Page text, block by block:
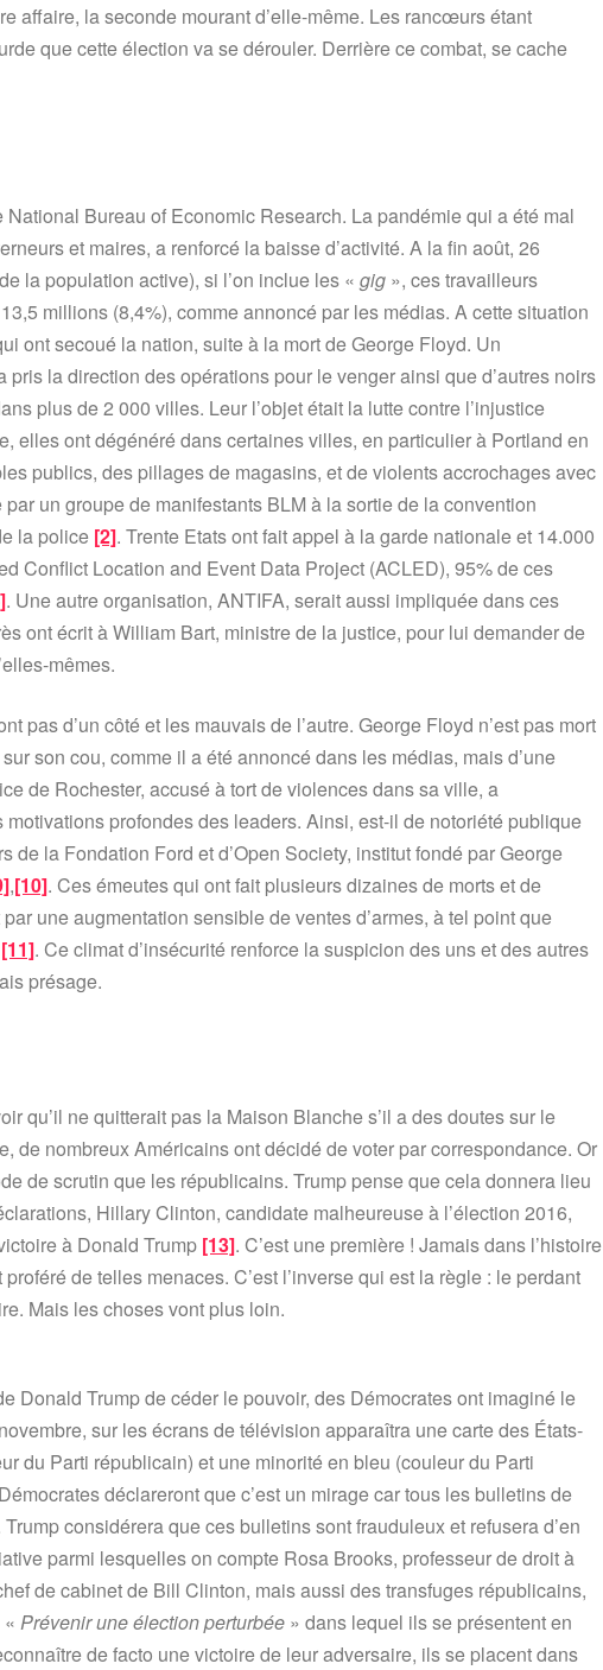
affaire, la seconde mourant d’elle-même. Les rancœurs étant
que cette élection va se dérouler. Derrière ce combat, se cache
Bureau of Economic Research. La pandémie qui a été mal
et maires, a renforcé la baisse d’activité. A la fin août, 26
la population active), si l’on inclue les « gig », ces travailleurs
millions (8,4%), comme annoncé par les médias. A cette situation
ont secoué la nation, suite à la mort de George Floyd. Un
la direction des opérations pour le venger ainsi que d’autres noirs
plus de 2 000 villes. Leur l’objet était la lutte contre l’injustice
elles ont dégénéré dans certaines villes, en particulier à Portland en
publics, des pillages de magasins, et de violents accrochages avec
un groupe de manifestants BLM à la sortie de la convention
la police [2]. Trente Etats ont fait appel à la garde nationale et 14.000
Conflict Location and Event Data Project (ACLED), 95% de ces
. Une autre organisation, ANTIFA, serait aussi impliquée dans ces
ont écrit à William Bart, ministre de la justice, pour lui demander de
mêmes.
pas d’un côté et les mauvais de l’autre. George Floyd n’est pas mort
son cou, comme il a été annoncé dans les médias, mais d’une
de Rochester, accusé à tort de violences dans sa ville, a
motivations profondes des leaders. Ainsi, est-il de notoriété publique
la Fondation Ford et d’Open Society, institut fondé par George
,[10]. Ces émeutes qui ont fait plusieurs dizaines de morts et de
une augmentation sensible de ventes d’armes, à tel point que
[11]. Ce climat d’insécurité renforce la suspicion des uns et des autres
présage.
qu’il ne quitterait pas la Maison Blanche s’il a des doutes sur le
de nombreux Américains ont décidé de voter par correspondance. Or
de scrutin que les républicains. Trump pense que cela donnera lieu
Hillary Clinton, candidate malheureuse à l’élection 2016,
à Donald Trump [13]. C’est une première ! Jamais dans l’histoire
de telles menaces. C’est l’inverse qui est la règle : le perdant
Mais les choses vont plus loin.
Donald Trump de céder le pouvoir, des Démocrates ont imaginé le
sur les écrans de télévision apparaîtra une carte des États-
du Parti républicain) et une minorité en bleu (couleur du Parti
déclareront que c’est un mirage car tous les bulletins de
considérera que ces bulletins sont frauduleux et refusera d’en
parmi lesquelles on compte Rosa Brooks, professeur de droit à
de cabinet de Bill Clinton, mais aussi des transfuges républicains,
Prévenir une élection perturbée » dans lequel ils se présentent en
de facto une victoire de leur adversaire, ils se placent dans